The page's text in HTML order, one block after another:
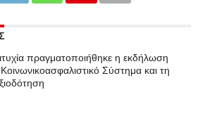
πραγματοποιήθηκε η εκδήλωση
Σύστημα και τη